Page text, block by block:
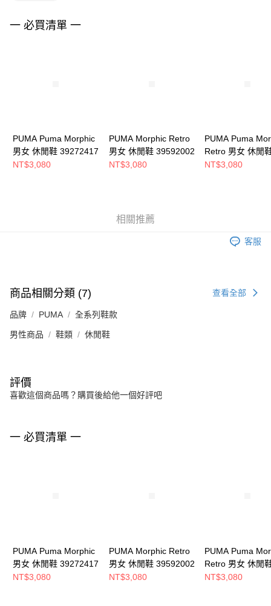
４．使用「AFTEE先享後付」時，將依據個別帳號之用戶狀況，依本公司即
一 必買清單 一
PUMA Puma Morphic
男女 休閒鞋 39272417
NT$3,080
PUMA Morphic Retro
男女 休閒鞋 39592002
NT$3,080
PUMA Puma
Retro 男女 休閒
39592004
NT$3,080
相關推薦
客服
商品相關分類 (7) 查看全部
品牌 PUMA 全系列鞋款
男性商品 鞋類 休閒鞋
評價
喜歡這個商品嗎？購買後給他一個好評吧
一 必買清單 一
PUMA Puma Morphic
男女 休閒鞋 39272417
NT$3,080
PUMA Morphic Retro
男女 休閒鞋 39592002
NT$3,080
PUMA Puma
Retro 男女 休閒
39592004
NT$3,080